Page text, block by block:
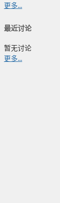
更多...
最近讨论
暂无讨论
更多...